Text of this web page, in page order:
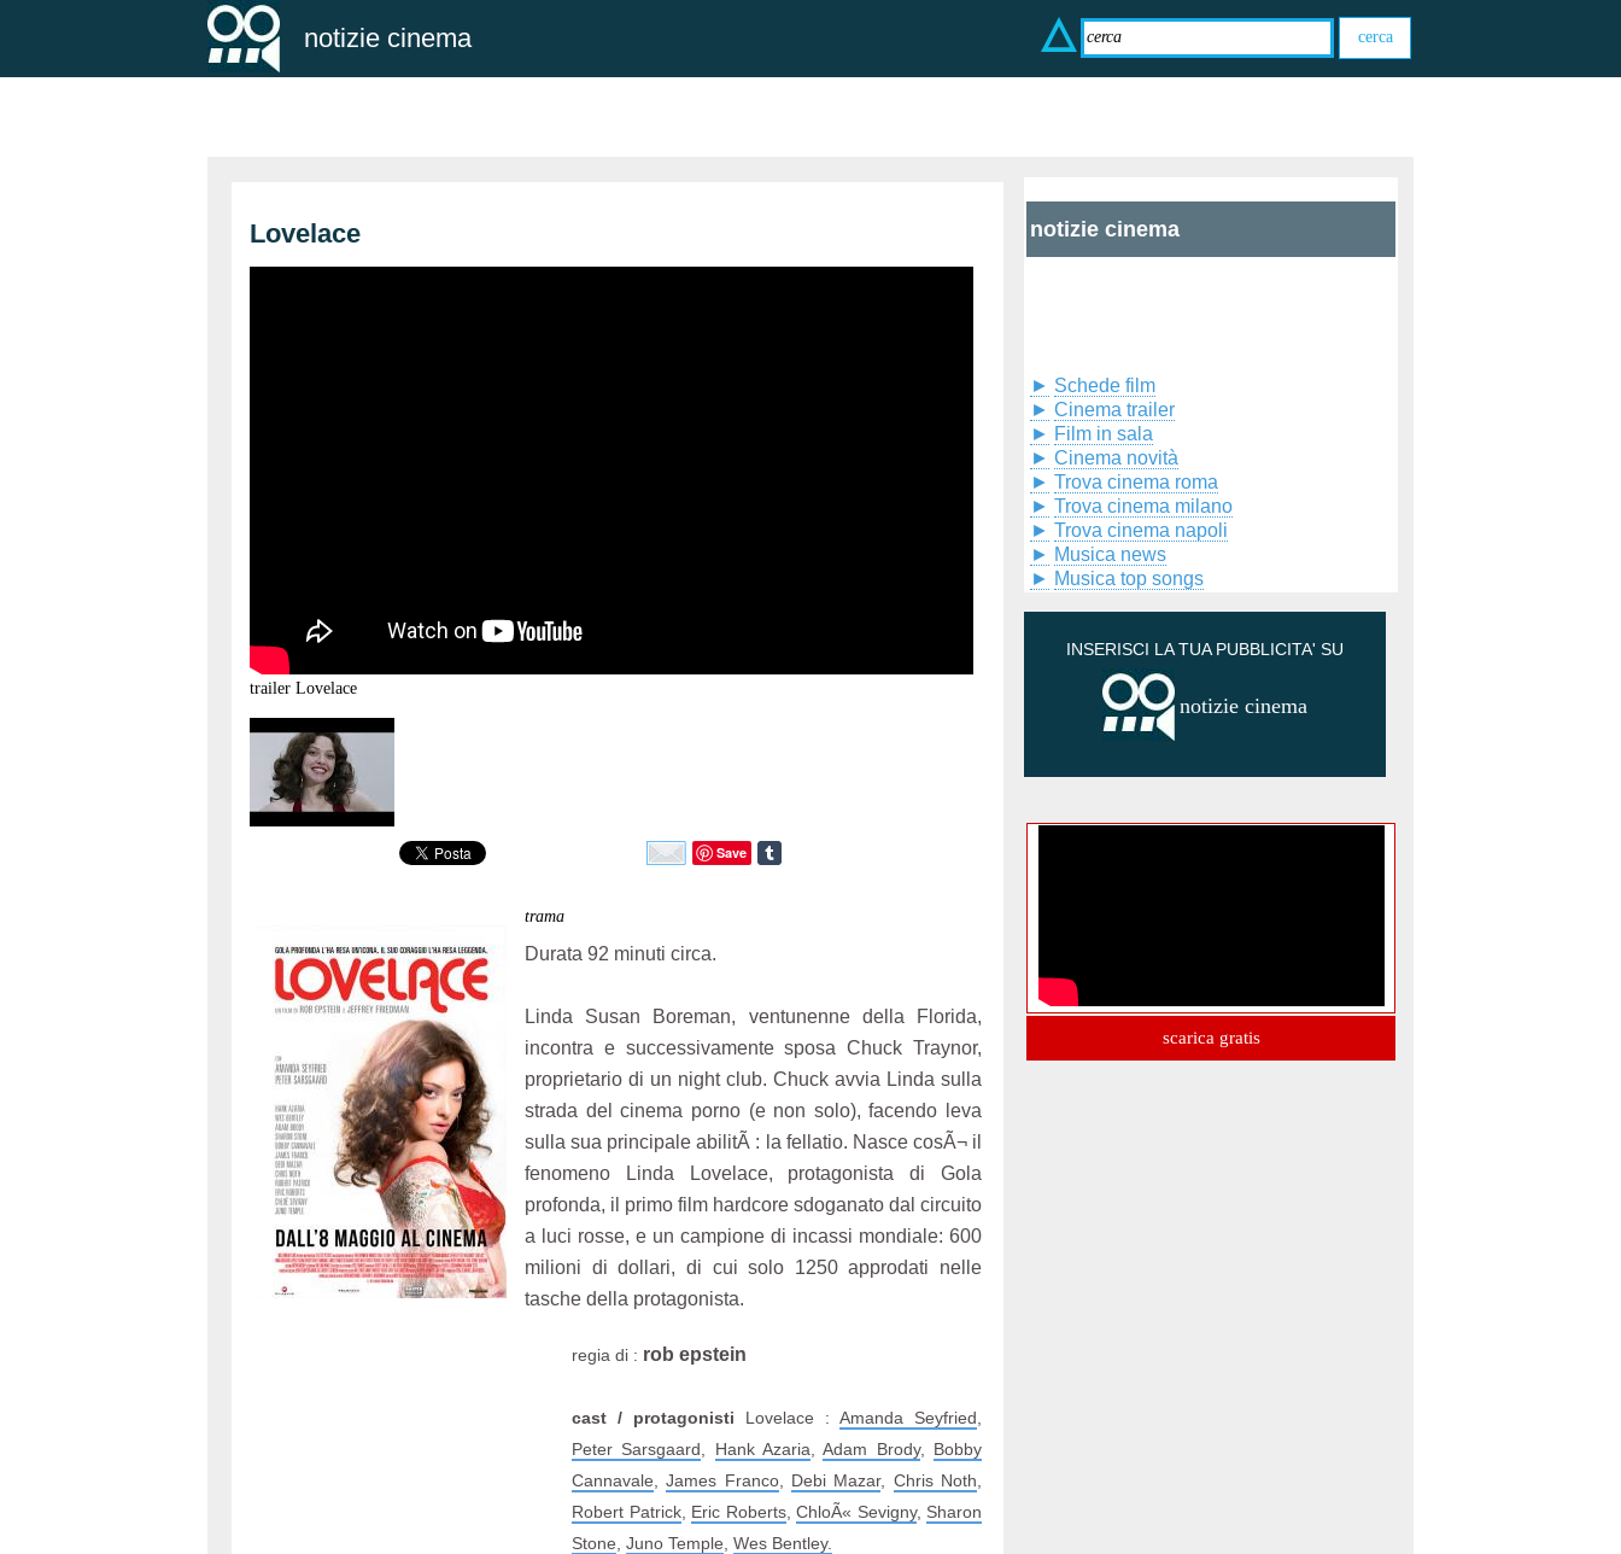
notizie cinema
Lovelace
trailer Lovelace
Save
trama
Durata 92 minuti circa.
Linda Susan Boreman, ventunenne della Florida,
incontra e successivamente sposa Chuck Traynor,
proprietario di un night club. Chuck avvia Linda sulla
strada del cinema porno (e non solo), facendo leva
sulla sua principale abilitÃ : la fellatio. Nasce cosÃ¬ il
fenomeno Linda Lovelace, protagonista di Gola
profonda, il primo film hardcore sdoganato dal circuito
a luci rosse, e un campione di incassi mondiale: 600
milioni di dollari, di cui solo 1250 approdati nelle
tasche della protagonista.
regia di : rob epstein
cast / protagonisti Lovelace : Amanda Seyfried
Peter Sarsgaard
Hank Azaria ,Adam Brody, Bobby
Cannavale ,James Franco, Debi Mazar, Chris Noth
Robert Patrick, Eric Roberts, ChloÃ« Sevigny, Sharon
Stone Juno Temple Wes Bentley.
notizie cinema
► Schede film
► Cinema trailer
► Film in sala
► Cinema novità
► Trova cinema roma
► Trova cinema milano
► Trova cinema napoli
► Musica news
► Musica top songs
INSERISCI LA TUA PUBBLICITA' SU
notizie cinema
scarica gratis